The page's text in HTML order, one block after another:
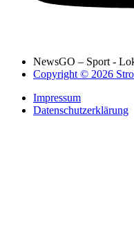
NewsGO – Sport -
Copyright © 2026
Impressum
Datenschutzerklärung